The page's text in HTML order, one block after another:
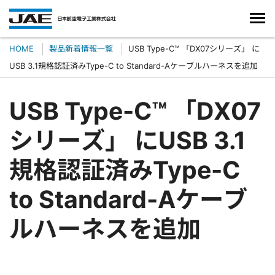
HOME 製品新着情報一覧
USB Type-C™ 「DX07シリーズ」 に
USB 3.1規格認証済みType-C to Standard-Aケーブルハーネスを追加
USB Type-C™ 「DX07
シリーズ」 にUSB 3.1
規格認証済みType-C
to Standard-Aケーブ
ルハーネスを追加